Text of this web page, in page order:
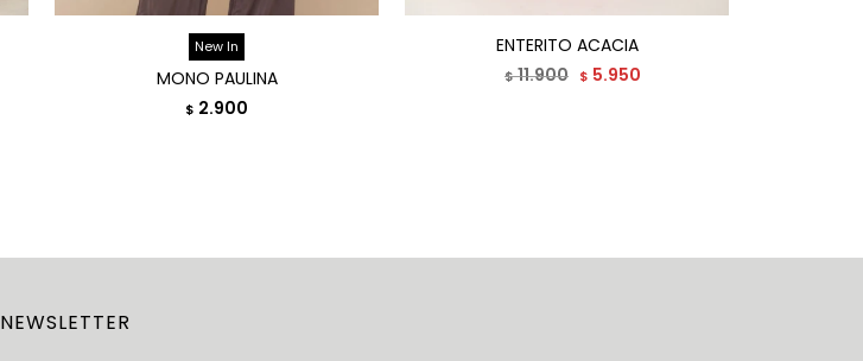
New In
MONO PAULINA
$ 2.900
ENTERITO ACACIA
$11.900 $ 5.950
NEWSLETTER